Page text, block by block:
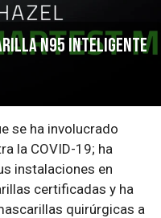
N95 inteligente
se ha involucrado
la COVID-19; ha
instalaciones en
certificadas y ha
quirúrgicas a